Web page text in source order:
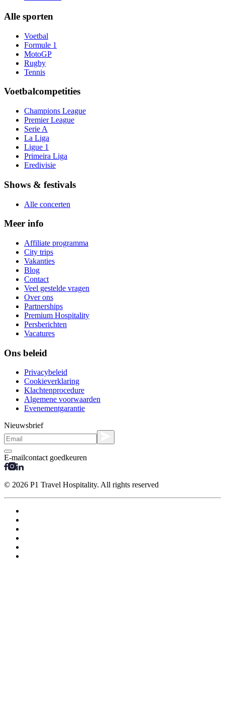
Alle sporten
Voetbal
Formule 1
MotoGP
Rugby
Tennis
Voetbalcompetities
Champions League
Premier League
Serie A
La Liga
Ligue 1
Primeira Liga
Eredivisie
Shows & festivals
Alle concerten
Meer info
Affiliate programma
City trips
Vakanties
Blog
Contact
Veel gestelde vragen
Over ons
Partnerships
Premium Hospitality
Persberichten
Vacatures
Ons beleid
Privacybeleid
Cookieverklaring
Klachtenprocedure
Algemene voorwaarden
Evenementgarantie
Nieuwsbrief
E-mailcontact goedkeuren
© 2026 P1 Travel Hospitality. All rights reserved